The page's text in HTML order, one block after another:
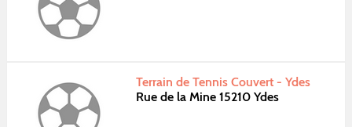
Terrain de Tennis Couvert - Ydes
Rue de la Mine 15210 Ydes